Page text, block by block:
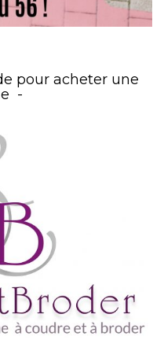
pour acheter une